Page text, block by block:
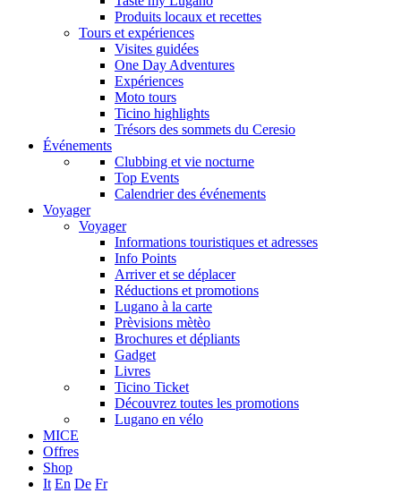
Produits locaux et recettes
Tours et expériences
Visites guidées
One Day Adventures
Expériences
Moto tours
Ticino highlights
Trésors des sommets du Ceresio
Événements
Clubbing et vie nocturne
Top Events
Calendrier des événements
Voyager
Voyager
Informations touristiques et adresses
Info Points
Arriver et se déplacer
Réductions et promotions
Lugano à la carte
Prèvisions mètèo
Brochures et dépliants
Gadget
Livres
Ticino Ticket
Découvrez toutes les promotions
Lugano en vélo
MICE
Offres
Shop
It En De Fr